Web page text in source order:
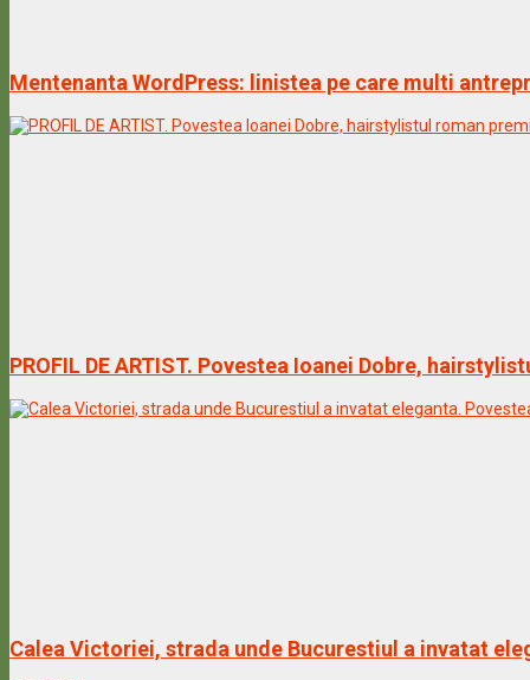
Mentenanta WordPress: linistea pe care multi
PROFIL DE ARTIST. Povestea Ioanei Dobre,
Calea Victoriei, strada unde Bucurestiul a invatat